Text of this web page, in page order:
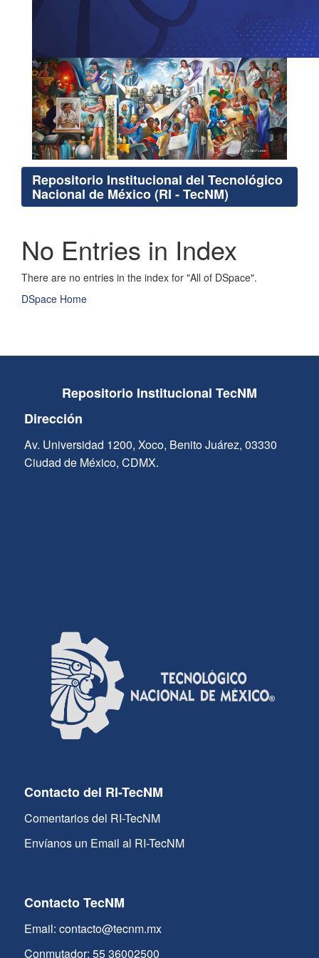
Repositorio Institucional del Tecnológico
Nacional de México (RI - TecNM)
No Entries in Index
There are no entries in the index for "All of DSpace".
DSpace Home
Repositorio Institucional TecNM
Dirección
Av. Universidad 1200, Xoco, Benito Juárez, 03330
Ciudad de México, CDMX.
Contacto del RI-TecNM
Comentarios del RI-TecNM
Envíanos un Email al RI-TecNM
Contacto TecNM
Email: contacto@tecnm.mx
Conmutador: 55 36002500